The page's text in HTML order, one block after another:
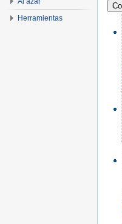
Herramientas